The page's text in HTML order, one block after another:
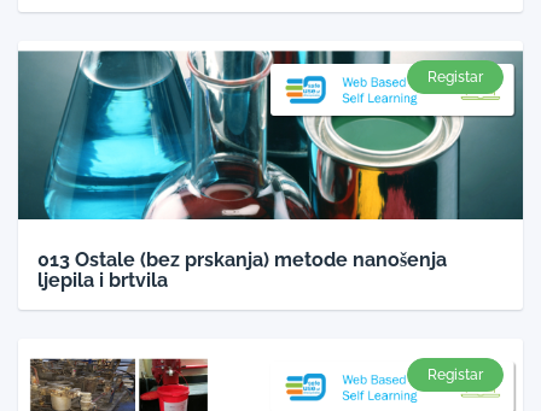
Registar
013 Ostale (bez prskanja) metode nanošenja
ljepila i brtvila
Registar